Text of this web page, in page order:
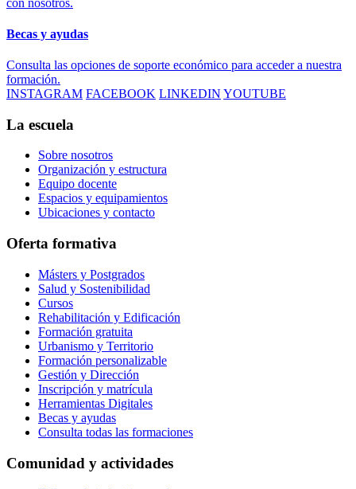
Becas y ayudas
Consulta las opciones de soporte económico para acceder a nuestra
formación.
INSTAGRAM FACEBOOK LINKEDIN YOUTUBE
La escuela
Sobre nosotros
Organización y estructura
Equipo docente
Espacios y equipamientos
Ubicaciones y contacto
Oferta formativa
Másters y Postgrados
Salud y Sostenibilidad
Cursos
Rehabilitación y Edificación
Formación gratuita
Urbanismo y Territorio
Formación personalizable
Gestión y Dirección
Inscripción y matrícula
Herramientas Digitales
Becas y ayudas
Consulta todas las formaciones
Comunidad y actividades